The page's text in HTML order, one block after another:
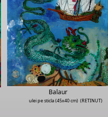
Balaur
ulei pe sticla (45x40 cm) (RETINUT)